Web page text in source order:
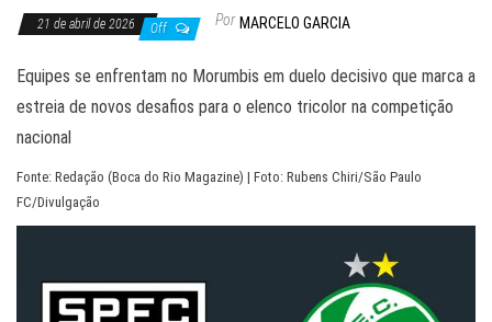
21 de abril de 2026 Off Por MARCELO GARCIA
Equipes se enfrentam no Morumbis em duelo decisivo que marca a
estreia de novos desafios para o elenco tricolor na competição
nacional
Fonte: Redação (Boca do Rio Magazine) | Foto: Rubens Chiri/São Paulo
FC/Divulgação